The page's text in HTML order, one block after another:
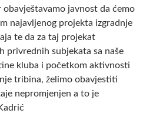
javnost da ćemo
najavljenog projekta izgradnje
te da za taj projekat
privrednih subjekata sa naše
kluba i početkom aktivnosti
tribina, želimo obavjestiti
nepromjenjen a to je